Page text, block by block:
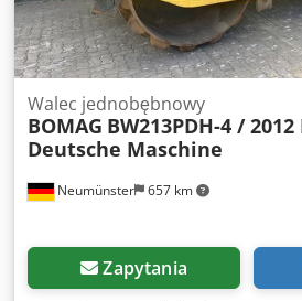
Neumünster 657 km
Walec jednobębnowy
BOMAG BW213PDH-4 / 2012
Deutsche Maschine
Zapytania